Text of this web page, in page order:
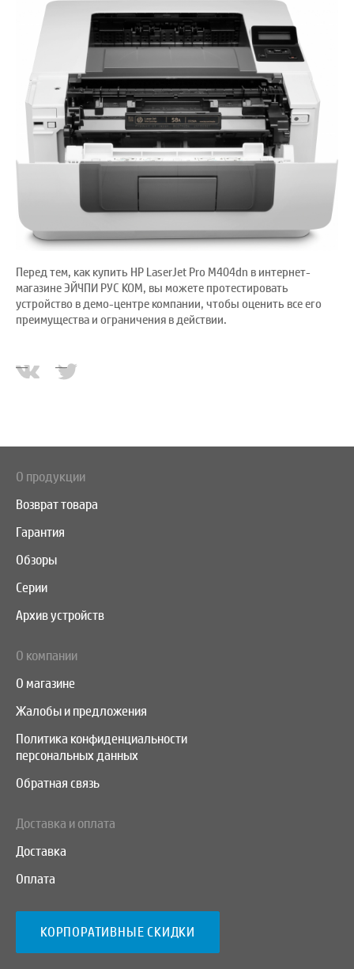
Перед тем, как купить HP LaserJet Pro M404dn в интернет-
магазине ЭЙЧПИ РУС КОМ, вы можете протестировать
устройство в демо-центре компании, чтобы оценить все его
преимущества и ограничения в действии.
О продукции
Возврат товара
Гарантия
Обзоры
Серии
Архив устройств
О компании
О магазине
Жалобы и предложения
Политика конфиденциальности
персональных данных
Обратная связь
Доставка и оплата
Доставка
Оплата
КОРПОРАТИВНЫЕ СКИДКИ